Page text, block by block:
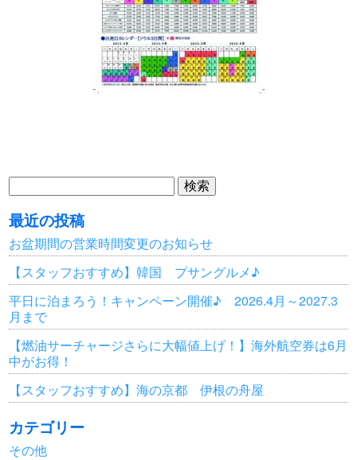
検
索:
最近の投稿
お盆期間の営業時間変更のお知らせ
【スタッフおすすめ】韓国 プサングルメ♪
平日に泊まろう！キャンペーン開催♪ 2026.4月～2027.3
月まで
【燃油サーチャージさらに大幅値上げ！】海外航空券は6月
中がお得！
【スタッフおすすめ】海の京都 伊根の舟屋
カテゴリー
その他